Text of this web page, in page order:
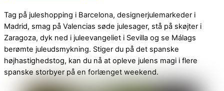
Tag på juleshopping i Barcelona, designerjulemarkeder i
Madrid, smag på Valencias søde julesager, stå på skøjter i
Zaragoza, dyk ned i juleevangeliet i Sevilla og se Málags
berømte juleudsmykning. Stiger du på det spanske
højhastighedstog, kan du nå at opleve julens magi i flere
spanske storbyer på en forlænget weekend.